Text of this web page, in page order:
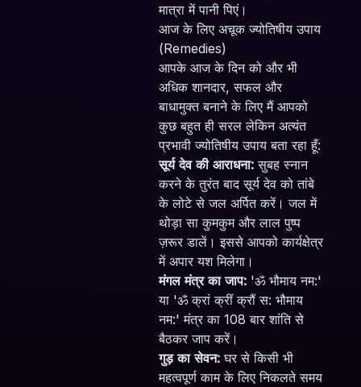
मात्रा में पानी पिएं।
आज के लिए अचूक ज्योतिषीय उपाय
(Remedies)
आपके आज के दिन को और भी
अधिक शानदार, सफल और
बाधामुक्त बनाने के लिए मैं आपको
कुछ बहुत ही सरल लेकिन अत्यंत
प्रभावी ज्योतिषीय उपाय बता रहा हूँ:
सूर्य देव की आराधना: सुबह स्नान
करने के तुरंत बाद सूर्य देव को तांबे
के लोटे से जल अर्पित करें। जल में
थोड़ा सा कुमकुम और लाल पुष्प
ज़रूर डालें। इससे आपको कार्यक्षेत्र
में अपार यश मिलेगा।
मंगल मंत्र का जाप: 'ॐ भौमाय नम:'
या 'ॐ क्रां क्रीं क्रौं स: भौमाय
नम:' मंत्र का 108 बार शांति से
बैठकर जाप करें।
गुड़ का सेवन: घर से किसी भी
महत्वपूर्ण काम के लिए निकलते समय